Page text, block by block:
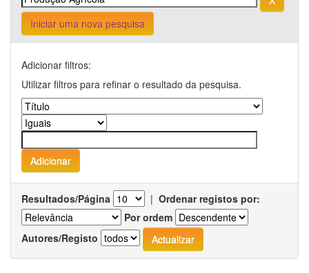
Iniciar uma nova pesquisa
Adicionar filtros:
Utilizar filtros para refinar o resultado da pesquisa.
Resultados/Página | Ordenar registos por:
Por ordem
Autores/Registo